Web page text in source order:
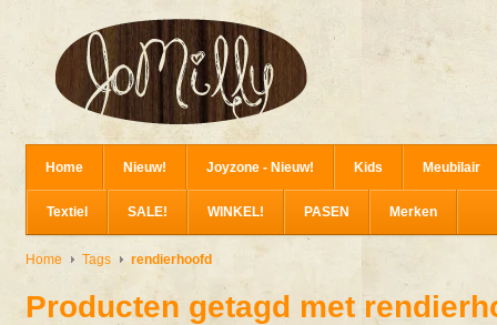
Home Nieuw! Joyzone - Nieuw! Kids Meubilair
Textiel SALE! WINKEL! PASEN Merken
Home Tags rendierhoofd
Producten getagd met